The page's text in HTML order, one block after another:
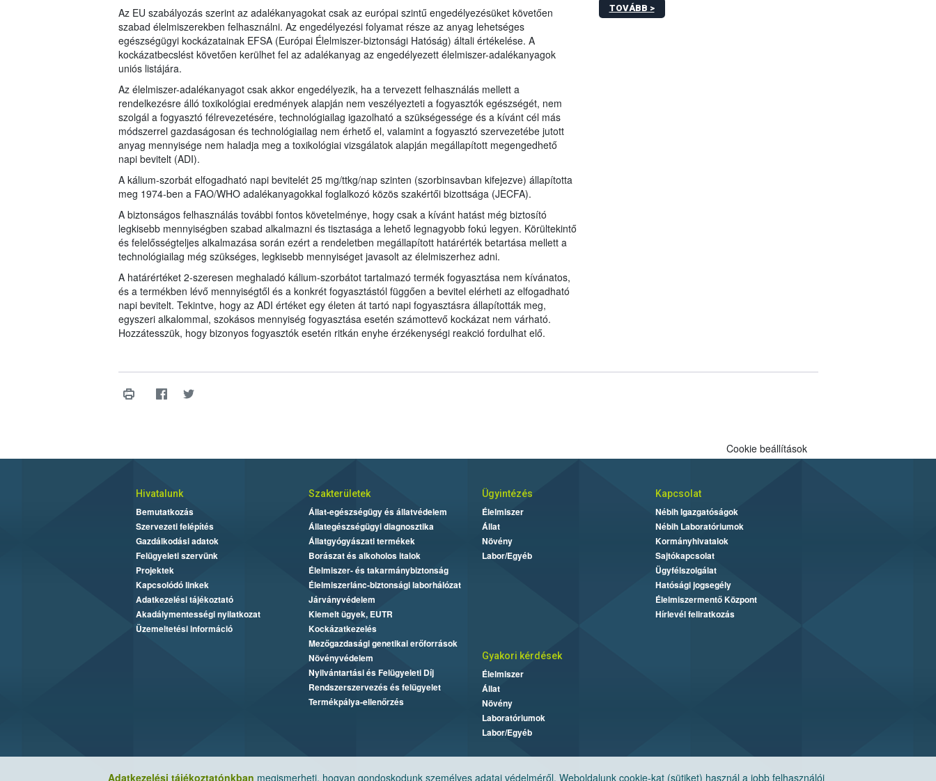
Az EU szabályozás szerint az adalékanyagokat csak az európai szintű engedélyezésüket követően
szabad élelmiszerekben felhasználni. Az engedélyezési folyamat része az anyag lehetséges
egészségügyi kockázatainak EFSA (Európai Élelmiszer-biztonsági Hatóság) általi értékelése. A
kockázatbecslést követően kerülhet fel az adalékanyag az engedélyezett élelmiszer-adalékanyagok
uniós listájára.
Az élelmiszer-adalékanyagot csak akkor engedélyezik, ha a tervezett felhasználás mellett a
rendelkezésre álló toxikológiai eredmények alapján nem veszélyezteti a fogyasztók egészségét, nem
szolgál a fogyasztó félrevezetésére, technológiailag igazolható a szükségessége és a kívánt cél más
módszerrel gazdaságosan és technológiailag nem érhető el, valamint a fogyasztó szervezetébe jutott
anyag mennyisége nem haladja meg a toxikológiai vizsgálatok alapján megállapított megengedhető
napi bevitelt (ADI).
A kálium-szorbát elfogadható napi bevitelét 25 mg/ttkg/nap szinten (szorbinsavban kifejezve) állapította
meg 1974-ben a FAO/WHO adalékanyagokkal foglalkozó közös szakértői bizottsága (JECFA).
A biztonságos felhasználás további fontos követelménye, hogy csak a kívánt hatást még biztosító
legkisebb mennyiségben szabad alkalmazni és tisztasága a lehető legnagyobb fokú legyen. Körültekintő
és felelősségteljes alkalmazása során ezért a rendeletben megállapított határérték betartása mellett a
technológiailag még szükséges, legkisebb mennyiséget javasolt az élelmiszerhez adni.
A határértéket 2-szeresen meghaladó kálium-szorbátot tartalmazó termék fogyasztása nem kívánatos,
és a termékben lévő mennyiségtől és a konkrét fogyasztástól függően a bevitel elérheti az elfogadható
napi bevitelt. Tekintve, hogy az ADI értéket egy életen át tartó napi fogyasztásra állapították meg,
egyszeri alkalommal, szokásos mennyiség fogyasztása esetén számottevő kockázat nem várható.
Hozzátesszük, hogy bizonyos fogyasztók esetén ritkán enyhe érzékenységi reakció fordulhat elő.
TOVÁBB >
Adatkezelési tájékoztatónkban megismerheti, hogyan gondoskodunk személyes adatai védelméről. Weboldalunk cookie-kat (sütiket) használ a jobb felhasználói
Cookie beállítások
Hivatalunk
Bemutatkozás
Szervezeti felépítés
Gazdálkodási adatok
Felügyeleti szervünk
Projektek
Kapcsolódó linkek
Adatkezelési tájékoztató
Akadálymentességi nyilatkozat
Üzemeltetési információ
Szakterületek
Állat-egészségügy és állatvédelem
Állategészségügyi diagnosztika
Állatgyógyászati termékek
Borászat és alkoholos italok
Élelmiszer- és takarmánybiztonság
Élelmiszerlánc-biztonsági laborhálózat
Járványvédelem
Kiemelt ügyek, EUTR
Kockázatkezelés
Mezőgazdasági genetikai erőforrások
Növényvédelem
Nyilvántartási és Felügyeleti Díj
Rendszerszervezés és felügyelet
Termékpálya-ellenőrzés
Ügyintézés
Élelmiszer
Állat
Növény
Labor/Egyéb
Kapcsolat
Nébih Igazgatóságok
Nébih Laboratóriumok
Kormányhivatalok
Sajtókapcsolat
Ügyfélszolgálat
Hatósági jogsegély
Élelmiszermentő Központ
Hírlevél feliratkozás
Gyakori kérdések
Élelmiszer
Állat
Növény
Laboratóriumok
Labor/Egyéb